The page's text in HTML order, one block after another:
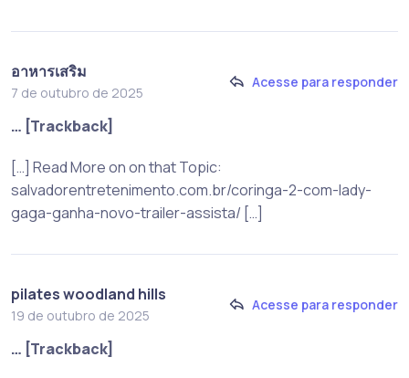
อาหารเสริม
7 de outubro de 2025
Acesse para responder
… [Trackback]
[…] Read More on on that Topic:
salvadorentretenimento.com.br/coringa-2-com-lady-
gaga-ganha-novo-trailer-assista/ […]
pilates woodland hills
19 de outubro de 2025
Acesse para responder
… [Trackback]